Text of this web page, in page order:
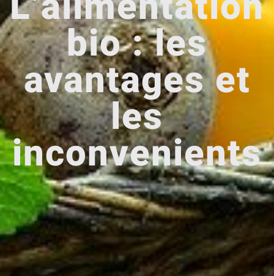
bio : les
avantages et
les
inconvenients